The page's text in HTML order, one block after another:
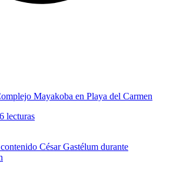
Mayakoba en Playa del Carmen
lecturas
César Gastélum durante